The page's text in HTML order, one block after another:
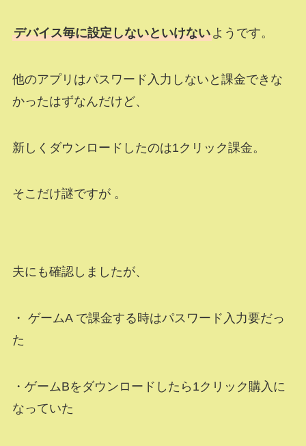
デバイス毎に設定しないといけないようです。
他のアプリはパスワード入力しないと課金できな
かったはずなんだけど、
新しくダウンロードしたのは1クリック課金。
そこだけ謎ですが 。
夫にも確認しましたが、
・ ゲームA で課金する時はパスワード入力要だっ
た
・ゲームBをダウンロードしたら1クリック購入に
なっていた